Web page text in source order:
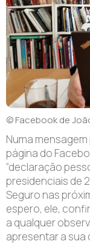
© Facebook de
Numa
página do
“declaração
presidenciais de
Seguro nas
espero, ele,
a qualquer
apresentar a sua